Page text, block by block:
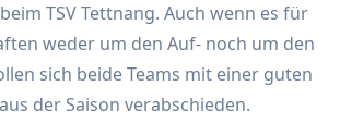
TSV Tettnang. Auch wenn es für
weder um den Auf- noch um den
sich beide Teams mit einer guten
der Saison verabschieden.